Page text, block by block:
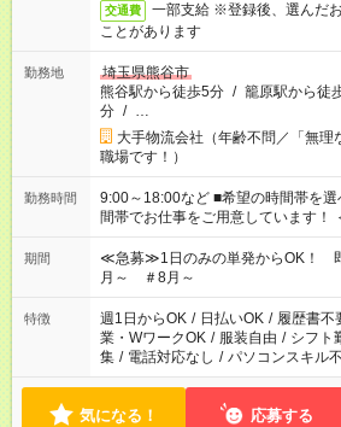
交通費
一部支給 ※登録後、選んだ
ことがあります
勤務地
埼玉県熊谷市
熊谷駅から徒歩5分 / 籠原駅から徒
分 / …
大手物流会社（年齢不問／「無理
職場です！）
勤務時間
9:00～18:00など ■希望の時間帯を選べます！ ▼他
間帯でお仕事をご用意しています！
17:00～22:00 13:00～22:00 22:00～
期間
≪急募≫1日のみの単発からOK！
月～ ＃8月～
特徴 週1日からOK / 日払いOK / 履歴書不
業・WワークOK / 服装自由 / シフト
集 / 電話対応なし / パソコンスキル
気になる！ 応募する